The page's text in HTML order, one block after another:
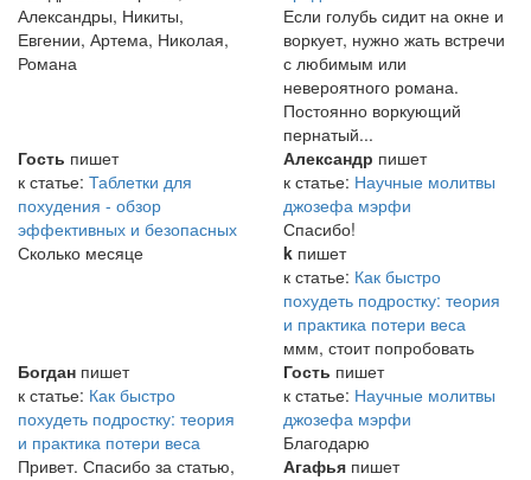
Александры, Никиты,
Евгении, Артема, Николая,
Романа
Если голубь сидит на окне и
воркует, нужно жать встречи
с любимым или
невероятного романа.
Постоянно воркующий
пернатый...
Гость пишет
к статье: Таблетки для
похудения - обзор
эффективных и безопасных
Сколько месяце
Александр пишет
к статье: Научные молитвы
джозефа мэрфи
Спасибо!
k пишет
к статье: Как быстро
похудеть подростку: теория
и практика потери веса
ммм, стоит попробовать
Богдан пишет
к статье: Как быстро
похудеть подростку: теория
и практика потери веса
Привет. Спасибо за статью,
Гость пишет
к статье: Научные молитвы
джозефа мэрфи
Благодарю
Агафья пишет